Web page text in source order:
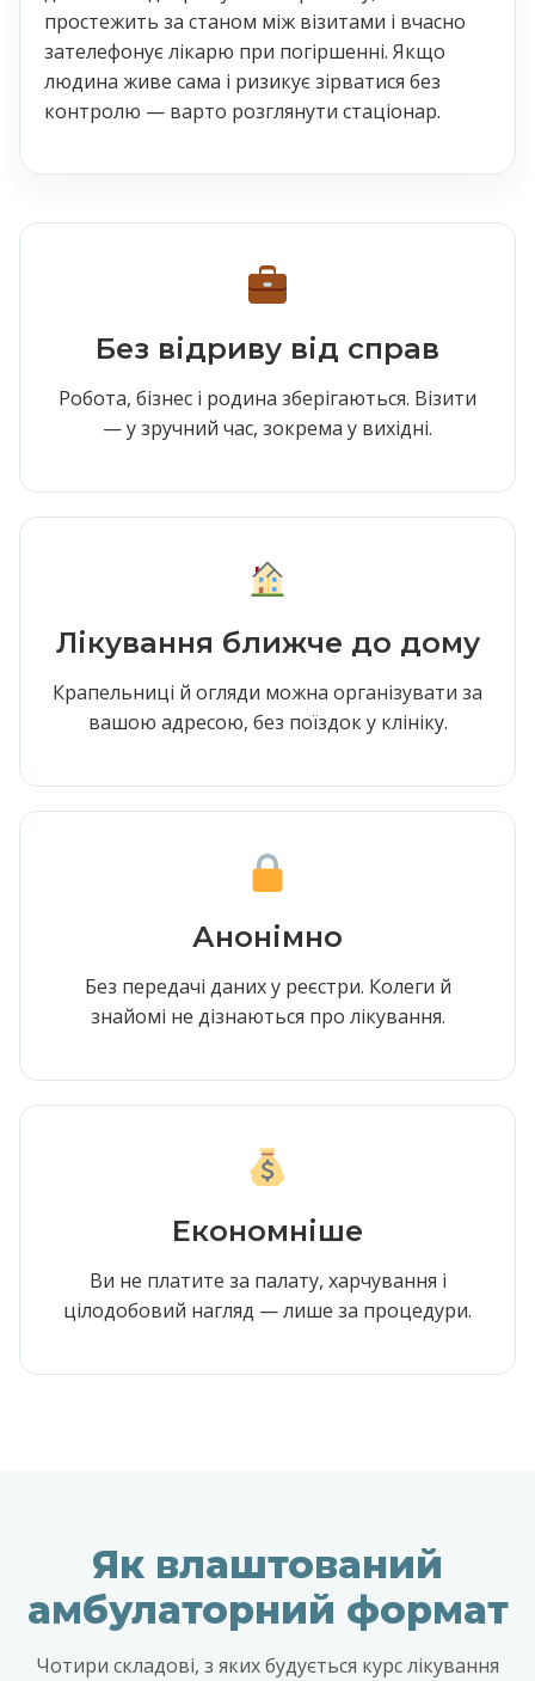
простежить за станом між візитами і вчасно
зателефонує лікарю при погіршенні. Якщо
людина живе сама і ризикує зірватися без
контролю — варто розглянути стаціонар.
Без відриву від справ
Робота, бізнес і родина зберігаються. Візити
— у зручний час, зокрема у вихідні.
Лікування ближче до дому
Крапельниці й огляди можна організувати за
вашою адресою, без поїздок у клініку.
Анонімно
Без передачі даних у реєстри. Колеги й
знайомі не дізнаються про лікування.
Економніше
Ви не платите за палату, харчування і
цілодобовий нагляд — лише за процедури.
Як влаштований
амбулаторний формат
Чотири складові, з яких будується курс лікування